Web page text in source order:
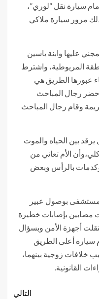
سيارة نقل “لوري”،
مرور سيارة ملاكي
عليها وابنة ياسين
المريوطية، واشترط
عبورها الطريق هي
رجال المباحث
وقام رجال المباحث
بين الحياه والموت
الأم تعاني من
بالرأس وبعض
بوصول عبير
ياسين أحمد، 5 سنوات مصابين بإصابات خطيرة
أجهزة الأمن وبسؤال
سيارة أعلى الطريق
خلافات زوجية بينهما،
القانونية.
التالي